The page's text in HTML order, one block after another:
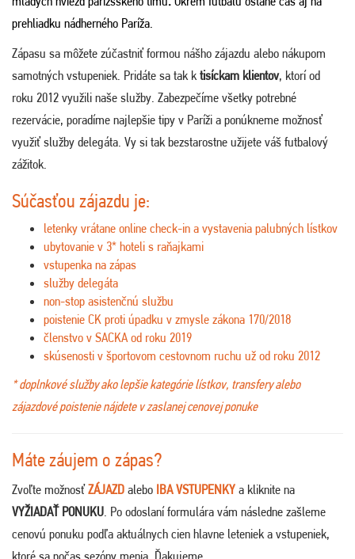
prehliadku nádherného Paríža.
Zápasu sa môžete zúčastniť formou nášho zájazdu alebo nákupom
samotných vstupeniek. Pridáte sa tak ktisíckam klientov, ktorí od
roku 2012 využili naše služby. Zabezpečíme všetky potrebné
rezervácie, poradíme najlepšie tipy v Paríži a ponúkneme možnosť
využiť služby delegáta. Vy si tak bezstarostne užijete váš futbalový
zážitok.
Súčasťou zájazdu je:
letenky vrátane online check-in a vystavenia palubných lístkov
ubytovanie v 3* hoteli s raňajkami
vstupenka na zápas
služby delegáta
non-stop asistenčnú službu
poistenie CK proti úpadku v zmysle zákona 170/2018
členstvo v SACKA od roku 2019
skúsenosti v športovom cestovnom ruchu už od roku 2012
* doplnkové služby ako lepšie kategórie lístkov, transfery alebo
zájazdové poistenie nájdete v zaslanej cenovej ponuke
Máte záujem o zápas?
Zvoľte možnosťZÁJAZD alebo IBA VSTUPENKY a kliknite na
VYŽIADAŤ PONUKU. Po odoslaní formulára vám následne zašleme
cenovú ponuku podľa aktuálnych cien hlavne leteniek a vstupeniek,
ktoré sa počas sezóny menia. Ďakujeme